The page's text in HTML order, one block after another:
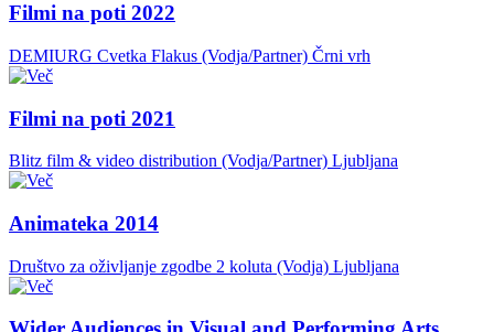
Filmi na poti 2022
DEMIURG Cvetka Flakus (Vodja/Partner) Črni vrh
Filmi na poti 2021
Blitz film & video distribution (Vodja/Partner) Ljubljana
Animateka 2014
Društvo za oživljanje zgodbe 2 koluta (Vodja) Ljubljana